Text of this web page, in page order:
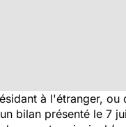
à l'étranger, ou
bilan présenté le 7